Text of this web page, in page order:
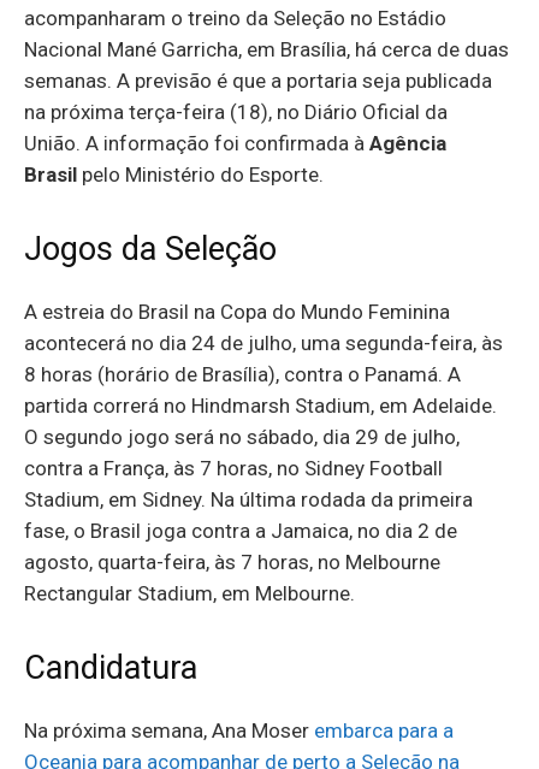
acompanharam o treino da Seleção no Estádio
Nacional Mané Garricha, em Brasília, há cerca de duas
semanas. A previsão é que a portaria seja publicada
na próxima terça-feira (18), no Diário Oficial da
União. A informação foi confirmada à Agência
Brasil pelo Ministério do Esporte.
Jogos da Seleção
A estreia do Brasil na Copa do Mundo Feminina
acontecerá no dia 24 de julho, uma segunda-feira, às
8 horas (horário de Brasília), contra o Panamá. A
partida correrá no Hindmarsh Stadium, em Adelaide.
O segundo jogo será no sábado, dia 29 de julho,
contra a França, às 7 horas, no Sidney Football
Stadium, em Sidney. Na última rodada da primeira
fase, o Brasil joga contra a Jamaica, no dia 2 de
agosto, quarta-feira, às 7 horas, no Melbourne
Rectangular Stadium, em Melbourne.
Candidatura
Na próxima semana, Ana Moser embarca para a
Oceania para acompanhar de perto a Seleção na